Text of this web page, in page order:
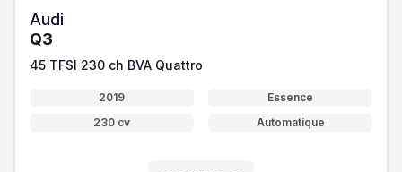
Audi
Q3
45 TFSI 230 ch BVA Quattro
2019
Essence
230 cv
Automatique